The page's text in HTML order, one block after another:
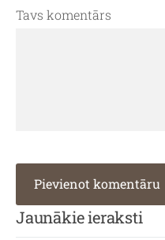
Jaunākie ieraksti
Tavs komentārs